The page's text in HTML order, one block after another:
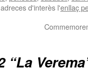
d'interès l'enllaç
“La